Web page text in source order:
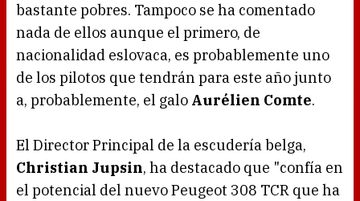
bastante pobres. Tampoco se ha comentado
nada de ellos aunque el primero, de
nacionalidad eslovaca, es probablemente uno
de los pilotos que tendrán para este año junto
a, probablemente, el galo Aurélien Comte.
El Director Principal de la escudería belga,
Christian Jupsin, ha destacado que "confía en
el potencial del nuevo Peugeot 308 TCR que ha